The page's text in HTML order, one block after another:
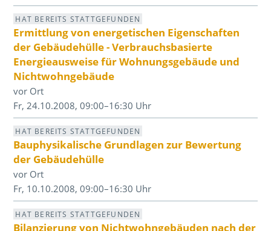
HAT BEREITS STATTGEFUNDEN
Ermittlung von energetischen Eigenschaften
der Gebäudehülle - Verbrauchsbasierte
Energieausweise für Wohnungsgebäude und
Nichtwohngebäude
vor Ort
Fr, 24.10.2008, 09:00–16:30 Uhr
HAT BEREITS STATTGEFUNDEN
Bauphysikalische Grundlagen zur Bewertung
der Gebäudehülle
vor Ort
Fr, 10.10.2008, 09:00–16:30 Uhr
HAT BEREITS STATTGEFUNDEN
Bilanzierung von Nichtwohngebäuden nach der